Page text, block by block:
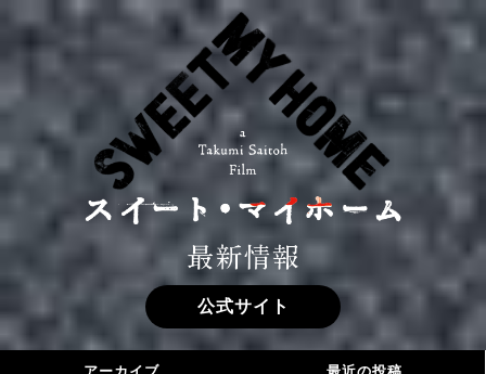
公式サイト